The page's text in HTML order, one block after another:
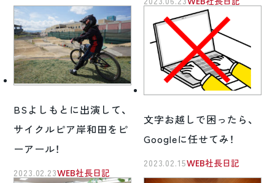
BSよしもとに出演して、
サイクルピア岸和田をピ
ーアール！
2023.02.23WEB社長日記
文字お越しで困ったら、
Googleに任せてみ！
2023.02.15WEB社長日記